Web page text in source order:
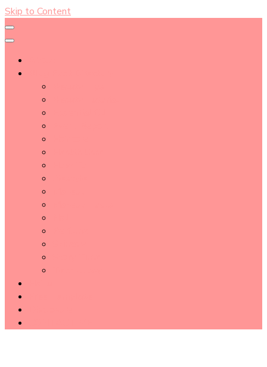
Skip to Content